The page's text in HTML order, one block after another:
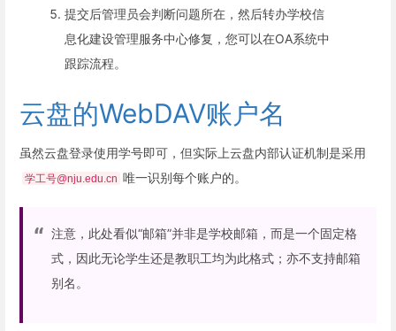
提交后管理员会判断问题所在，然后转办学校信
息化建设管理服务中心修复，您可以在OA系统中
跟踪流程。
云盘的WebDAV账户名
虽然云盘登录使用学号即可，但实际上云盘内部认证机制是采用
学工号@nju.edu.cn 唯一识别每个账户的。
注意，此处看似“邮箱”并非是学校邮箱，而是一个固定格
式，因此无论学生还是教职工均为此格式；亦不支持邮箱
别名。